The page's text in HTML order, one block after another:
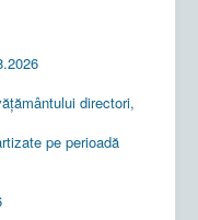
directori,
pe perioadă